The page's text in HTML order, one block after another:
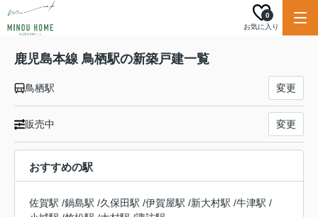
お気に入り
0
鹿児島本線 鳥栖駅の新築戸建一覧
鳥栖駅 変更
販売中 変更
おすすめの駅
佐賀駅 /鍋島駅 /久保田駅 /伊賀屋駅 /新大村駅 /牛津駅 /